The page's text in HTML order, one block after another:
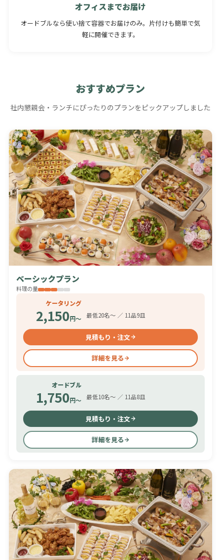
オフィスまでお届け
オードブルなら使い捨て容器でお届けのみ。片付けも簡単で気
軽に開催できます。
おすすめプラン
社内懇親会・ランチにぴったりのプランをピックアップしました
ベーシックプラン
料理の量
ケータリング
2,150円〜 最低20名〜 ／ 11品9皿
見積もり・注文
詳細を見る
オードブル
1,750円〜 最低10名〜 ／ 11品8皿
見積もり・注文
詳細を見る